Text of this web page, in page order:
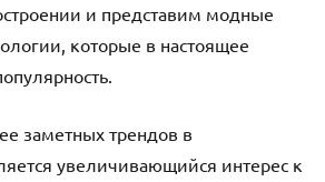
и представим модные
которые в настоящее
заметных трендов в
увеличивающийся интерес к